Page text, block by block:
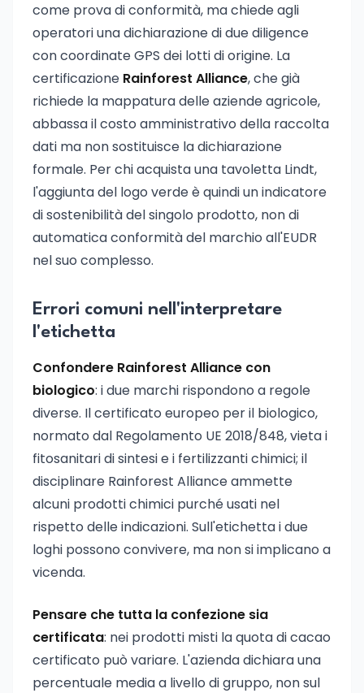
come prova di conformità, ma chiede agli
operatori una dichiarazione di due diligence
con coordinate GPS dei lotti di origine. La
certificazione Rainforest Alliance, che già
richiede la mappatura delle aziende agricole,
abbassa il costo amministrativo della raccolta
dati ma non sostituisce la dichiarazione
formale. Per chi acquista una tavoletta Lindt,
l'aggiunta del logo verde è quindi un indicatore
di sostenibilità del singolo prodotto, non di
automatica conformità del marchio all'EUDR
nel suo complesso.
Errori comuni nell'interpretare
l'etichetta
Confondere Rainforest Alliance con
biologico: i due marchi rispondono a regole
diverse. Il certificato europeo per il biologico,
normato dal Regolamento UE 2018/848, vieta i
fitosanitari di sintesi e i fertilizzanti chimici; il
disciplinare Rainforest Alliance ammette
alcuni prodotti chimici purché usati nel
rispetto delle indicazioni. Sull'etichetta i due
loghi possono convivere, ma non si implicano a
vicenda.
Pensare che tutta la confezione sia
certificata: nei prodotti misti la quota di cacao
certificato può variare. L'azienda dichiara una
percentuale media a livello di gruppo, non sul